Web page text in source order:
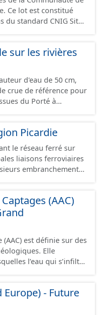
limitant aux SCI.
Ce lot est constitué
standard CNIG Sites
sur les rivières
d'eau de 50 cm,
crue de référence pour
du Porté à
Picardie
le réseau ferré sur
liaisons ferroviaires
embranchements
physiquement
(AAC)
(AAC) est définie sur des
Elle
l’eau qui s’infiltre
prélèvement destiné
: au sous-bassin
Europe) - Future